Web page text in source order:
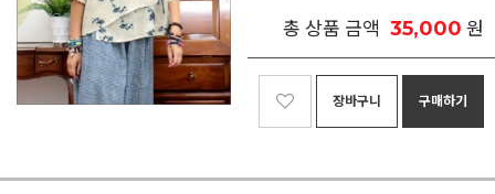
총 상품 금액 35,000 원
장바구니 구매하기